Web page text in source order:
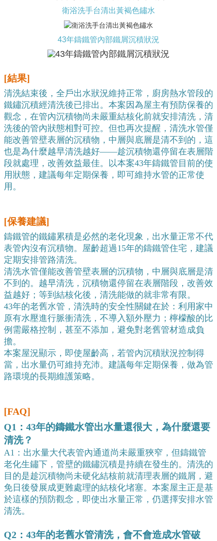
衛浴洗手台清出黃褐色鏽水
43年鑄鐵管內部鐵屑沉積狀況
[結果]
清洗結束後，全戶出水狀況維持正常，廚房熱水管段的
鐵鏽沉積經清洗後已排出。本案因為屋主有預防保養的
觀念，在管內沉積物尚未嚴重結核化前就安排清洗，清
洗後的管內狀態相對可控。但也再次提醒，清洗水管僅
能改善管壁表層的沉積物，中層與底層是清不到的，這
也是為什麼越早清洗越好——趁沉積物還停留在表層階
段就處理，改善效益最佳。以本案43年鑄鐵管目前的使
用狀態，建議每年定期保養，即可維持水管的正常使
用。
[保養建議]
鑄鐵管的鐵鏽累積是必然的老化現象，出水量正常不代
表管內沒有沉積物。屋齡超過15年的鑄鐵管住宅，建議
定期安排管路清洗。
清洗水管僅能改善管壁表層的沉積物，中層與底層是清
不到的。越早清洗，沉積物還停留在表層階段，改善效
益越好；等到結核化後，清洗能做的就非常有限。
43年的老舊水管，清洗時的安全性關鍵在於：利用家中
原有水壓進行脈衝清洗，不導入額外壓力；檸檬酸的比
例需嚴格控制，甚至不添加，避免對老舊管材造成負
擔。
本案屋況顯示，即使屋齡高，若管內沉積狀況控制得
當，出水量仍可維持充沛。建議每年定期保養，做為管
路環境的長期維護策略。
[FAQ]
Q1：43年的鑄鐵水管出水量還很大，為什麼還要
清洗？
A1：出水量大代表管內通道尚未嚴重狹窄，但鑄鐵管
老化生鏽下，管壁的鐵鏽沉積是持續在發生的。清洗的
目的是趁沉積物尚未硬化結核前就清理表層的鐵屑，避
免日後發展成更難處理的結核化堵塞。本案屋主正是基
於這樣的預防觀念，即使出水量正常，仍選擇安排水管
清洗。
Q2：43年的老舊水管清洗，會不會造成水管破